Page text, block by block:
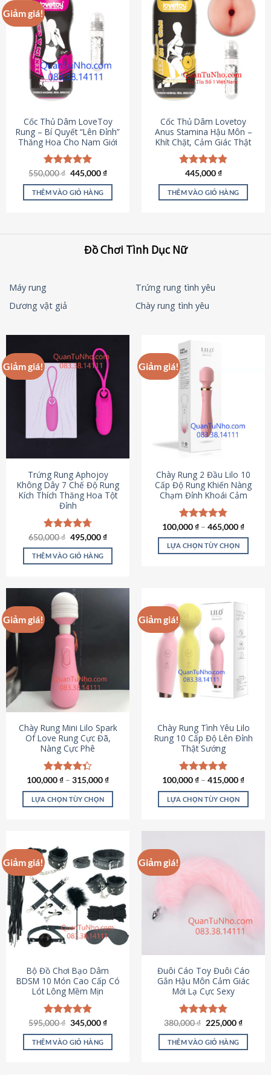
Giảm giá!
Cốc Thủ Dâm LoveToy
Rung – Bí Quyết “Lên Đỉnh”
Thăng Hoa Cho Nam Giới
Được xếp
hạng5.00
5 sao
550,000₫ Giá
là:
550,000 ₫.
445,000₫Giá
tại
THÊM VÀO GIỎ HÀNG
Cốc Thủ Dâm Lovetoy
Anus Stamina Hậu Môn –
Khít Chặt, Cảm Giác Thật
Được xếp
hạng4.84
5 sao
445,000₫
THÊM VÀO GIỎ HÀNG
Đồ Chơi Tình Dục Nữ
Máy rung
Trứng rung tình yêu
Dương vật giả
Chày rung tình yêu
Giảm giá!
Trứng Rung Aphojoy
Không Dây 7 Chế Độ Rung
Kích Thích Thăng Hoa Tột
Đỉnh
Được xếp
hạng4.72
5 sao
650,000₫ Giá
là:
650,000 ₫.
495,000₫Giá
tại
495,000 ₫.
THÊM VÀO GIỎ HÀNG
Giảm giá!
Chày Rung 2 Đầu Lilo 10
Cấp Độ Rung Khiến Nàng
Chạm Đỉnh Khoái Cảm
Được xếp
hạng4.80
5 sao
100,000₫ – 465,000₫
LỰA CHỌN TÙY CHỌN
nhiều
biến
thể.
Các
chọn
thể
chọn
trên
trang
sản
phẩm
Giảm giá!
Chày Rung Mini Lilo Spark
Of Love Rung Cực Đã,
Nàng Cực Phê
Được xếp
hạng4.33
5 sao
100,000₫ – 315,000₫
LỰA CHỌN TÙY CHỌN
có
nhiều
biến
thể.
Các
tùy
chọn
có
chọn
trên
trang
sản
phẩm
Giảm giá!
Chày Rung Tình Yêu Lilo
Rung 10 Cấp Độ Lên Đỉnh
Thật Sướng
Được xếp
hạng4.94
5 sao
100,000₫ – 415,000₫
LỰA CHỌN TÙY CHỌN
biến
thể.
chọn
chọn
trên
trang
sản
phẩm
Giảm giá!
Bộ Đồ Chơi Bạo Dâm
BDSM 10 Món Cao Cấp Có
Lót Lông Mềm Mịn
Được xếp
hạng4.88
5 sao
595,000₫ Giá
là:
595,000 ₫.
345,000₫Giá
tại
THÊM VÀO GIỎ HÀNG
Giảm giá!
Đuôi Cáo Toy Đuôi Cáo
Gắn Hậu Môn Cảm Giác
Mới Lạ Cực Sexy
Được xếp
hạng4.88
5 sao
380,000₫ Giá
là:
380,000 ₫.
225,000₫Giá
tại
THÊM VÀO GIỎ HÀNG